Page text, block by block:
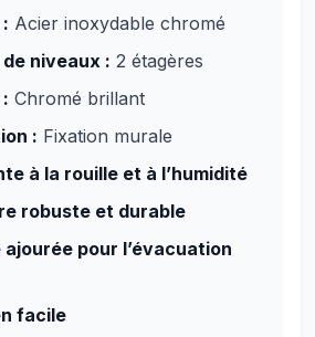
Acier inoxydable chromé
niveaux : 2 étagères
Chromé brillant
: Fixation murale
à la rouille et à l’humidité
robuste et durable
pour l’évacuation
facile